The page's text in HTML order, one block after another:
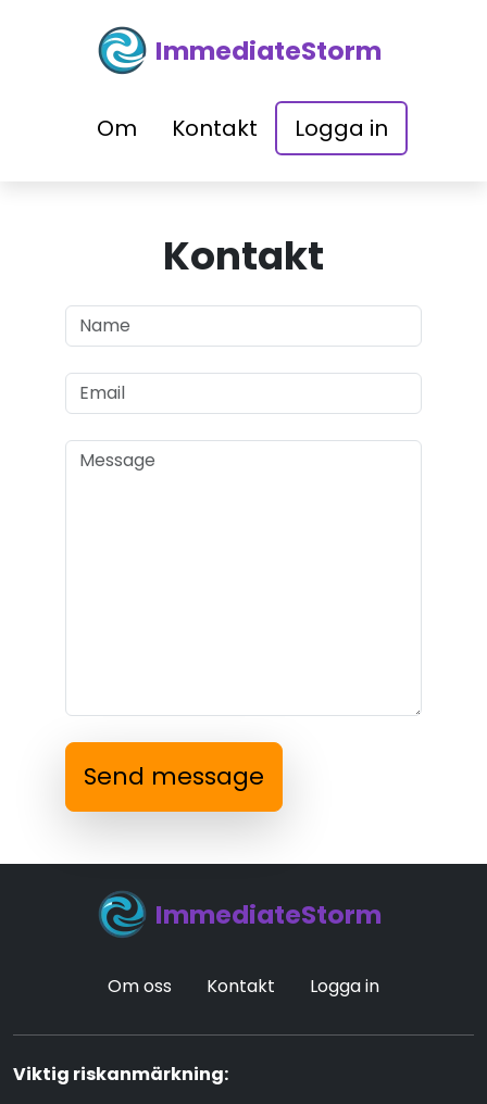
ImmediateStorm
Om Kontakt Logga in
Kontakt
Send message
ImmediateStorm
Om oss Kontakt Logga in
Viktig riskanmärkning: